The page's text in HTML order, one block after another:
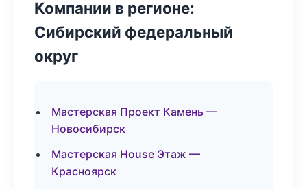
Компании в регионе:
Сибирский федеральный
округ
Мастерская Проект Камень —
Новосибирск
Мастерская House Этаж —
Красноярск